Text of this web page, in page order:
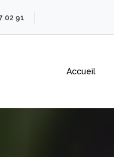
02 91
Accueil